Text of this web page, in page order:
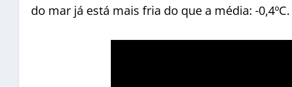
do mar já está mais fria do que a média: -0,4ºC.